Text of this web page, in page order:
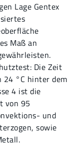
Lage Gentex
Maß an
Die Zeit
24 °C hinter dem
4 ist die
von 95
und
sowie